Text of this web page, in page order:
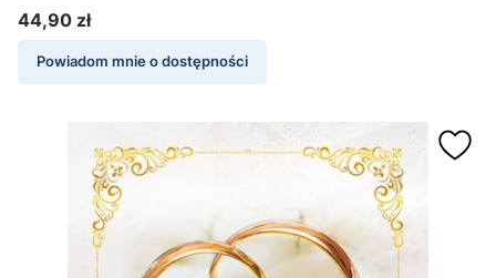
Cena
44,90 zł
Powiadom mnie o dostępności